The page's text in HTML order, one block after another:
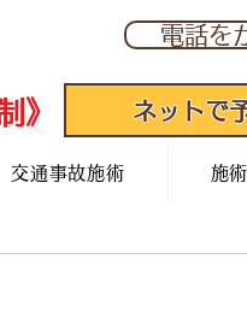
電話を
》 ネットで
交通事故施術 施